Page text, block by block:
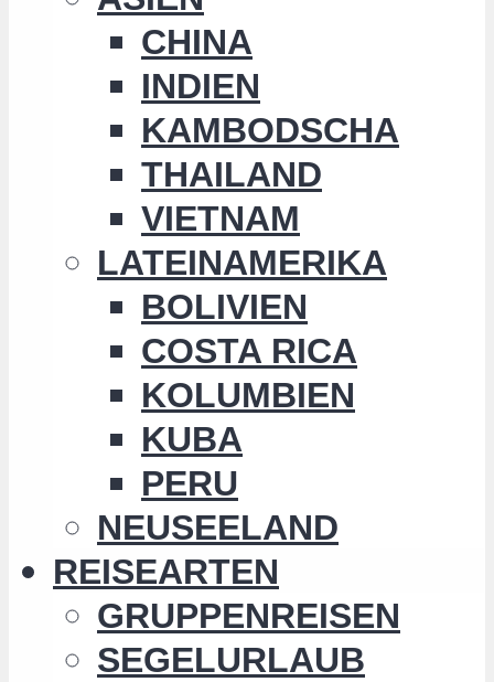
CHINA
INDIEN
KAMBODSCHA
THAILAND
VIETNAM
LATEINAMERIKA
BOLIVIEN
COSTA RICA
KOLUMBIEN
KUBA
PERU
NEUSEELAND
REISEARTEN
GRUPPENREISEN
SEGELURLAUB